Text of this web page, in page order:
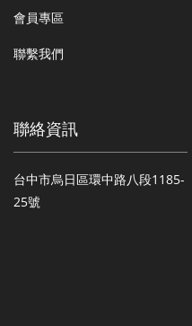
會員專區
聯繫我們
聯絡資訊
台中市烏日區環中路八段1185-
25號